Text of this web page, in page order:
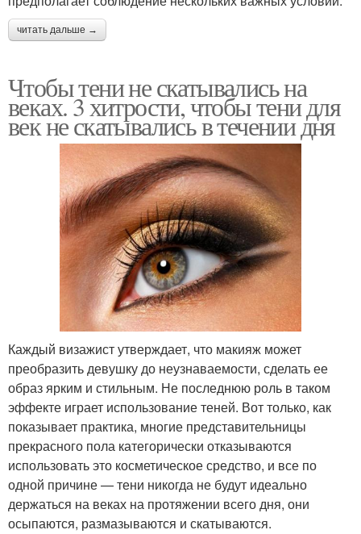
читать дальше →
Чтобы тени не скатывались на
веках. 3 хитрости, чтобы тени для
век не скатывались в течении дня
Каждый визажист утверждает, что макияж может
преобразить девушку до неузнаваемости, сделать ее
образ ярким и стильным. Не последнюю роль в таком
эффекте играет использование теней. Вот только, как
показывает практика, многие представительницы
прекрасного пола категорически отказываются
использовать это косметическое средство, и все по
одной причине — тени никогда не будут идеально
держаться на веках на протяжении всего дня, они
осыпаются, размазываются и скатываются.